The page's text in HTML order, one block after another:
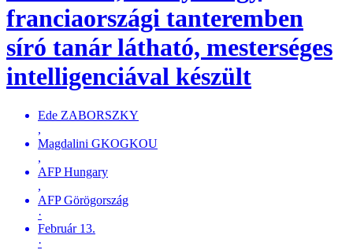
franciaországi tanteremben
síró tanár látható, mesterséges
intelligenciával készült
Ede ZABORSZKY
,
Magdalini GKOGKOU
,
AFP Hungary
,
AFP Görögország
·
Február 13.
·